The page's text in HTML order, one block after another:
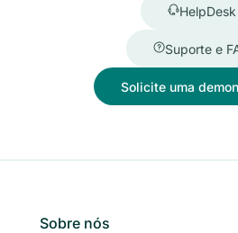
HelpDesk
Suporte e
Solicite uma
Sobre nós